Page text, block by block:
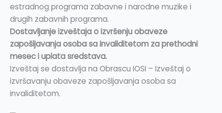
estradnog programa zabavne i narodne muzike i
drugih zabavnih programa.
Dostavljanje izveštaja o izvršenju obaveze
zapošljavanja osoba sa invaliditetom za prethodni
mesec i uplata sredstava.
Izveštaj se dostavlja na Obrascu IOSI – Izveštaj o
izvršavanju obaveze zapošljavanja osoba sa
invaliditetom.